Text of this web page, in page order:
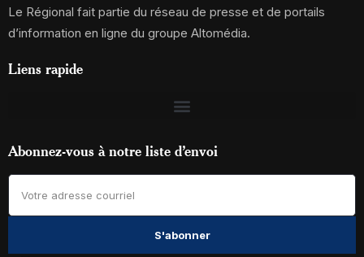
Le Régional fait partie du réseau de presse et de portails
d’information en ligne du groupe Altomédia.
Liens rapide
Abonnez-vous à notre liste d’envoi